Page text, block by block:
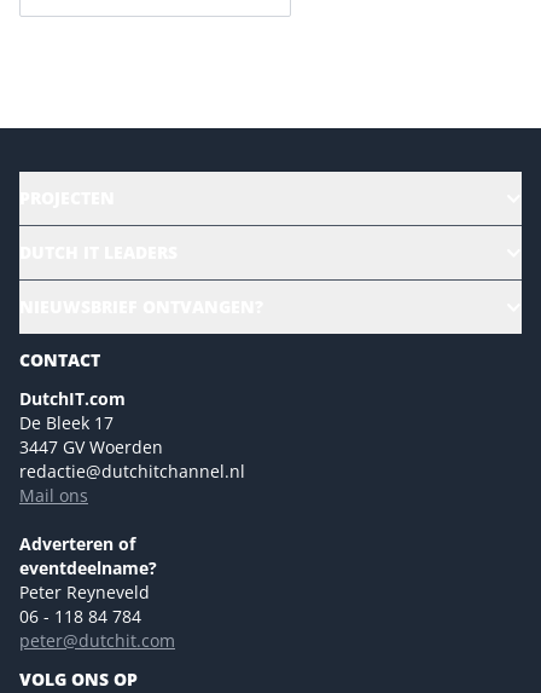
Sustainability | Green IT
Marketing- en contentmogelijkheden 2026
Events- en sponsormogelijkheden 2026
Ons team
Colofon
Tip de redactie
Versturen
CONTACT
DutchIT.com
De Bleek 17
3447 GV Woerden
redactie@dutchitchannel.nl
Mail ons
Adverteren of
eventdeelname?
Peter Reyneveld
06 - 118 84 784
peter@dutchit.com
VOLG ONS OP